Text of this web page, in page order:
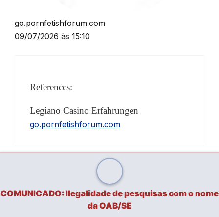
go.pornfetishforum.com
09/07/2026 às 15:10
References:
Legiano Casino Erfahrungen
go.pornfetishforum.com
COMUNICADO: Ilegalidade de pesquisas com o nome
da OAB/SE